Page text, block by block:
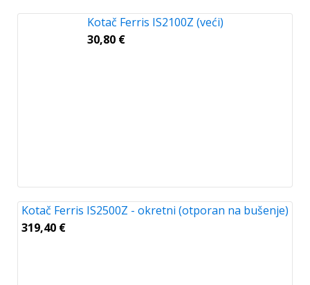
Kotač Ferris IS2100Z (veći)
30,80 €
Kotač Ferris IS2500Z - okretni (otporan na bušenje)
319,40 €